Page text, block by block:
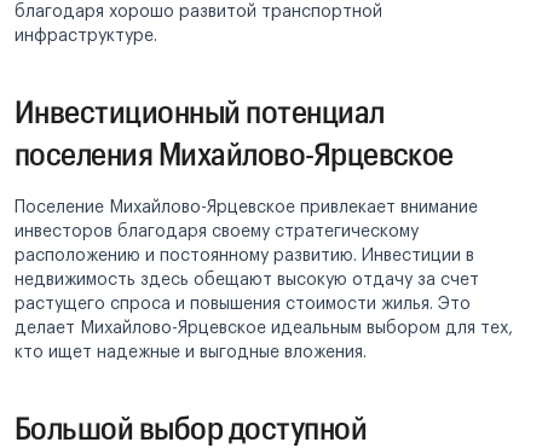
благодаря хорошо развитой транспортной
инфраструктуре.
Инвестиционный потенциал
поселения Михайлово-Ярцевское
Поселение Михайлово-Ярцевское привлекает внимание
инвесторов благодаря своему стратегическому
расположению и постоянному развитию. Инвестиции в
недвижимость здесь обещают высокую отдачу за счет
растущего спроса и повышения стоимости жилья. Это
делает Михайлово-Ярцевское идеальным выбором для тех,
кто ищет надежные и выгодные вложения.
Большой выбор доступной